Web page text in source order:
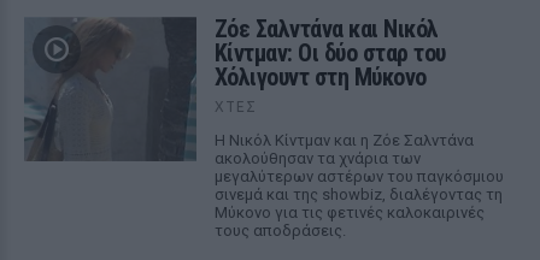
Ζόε Σαλντάνα και Νικόλ
Κίντμαν: Οι δύο σταρ του
Χόλιγουντ στη Μύκονο
ΧΤΕΣ
Η Νικόλ Κίντμαν και η Ζόε Σαλντάνα
ακολούθησαν τα χνάρια των
μεγαλύτερων αστέρων του παγκόσμιου
σινεμά και της showbiz, διαλέγοντας τη
Μύκονο για τις φετινές καλοκαιρινές
τους αποδράσεις.